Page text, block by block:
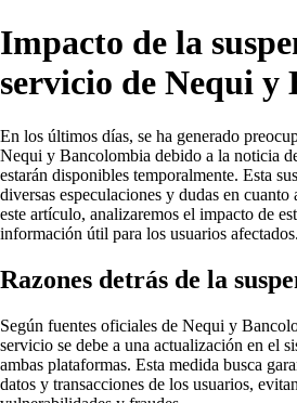
Impacto de la
servicio de Nequi y
En los últimos días, se ha generado
Nequi y Bancolombia debido a la noticia
estarán disponibles temporalmente. Esta
diversas especulaciones y dudas en cuanto
este artículo, analizaremos el impacto de
información útil para los usuarios afectados.
Razones detrás de la
Según fuentes oficiales de Nequi y
servicio se debe a una actualización en el
ambas plataformas. Esta medida busca
datos y transacciones de los usuarios,